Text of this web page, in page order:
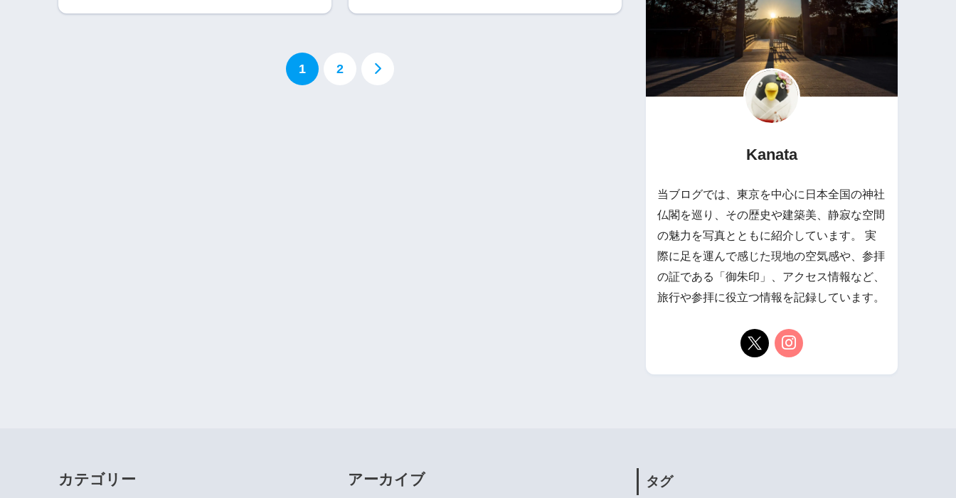
1 2
Kanata
当ブログでは、東京を中心に日本全国の神社
仏閣を巡り、その歴史や建築美、静寂な空間
の魅力を写真とともに紹介しています。 実
際に足を運んで感じた現地の空気感や、参拝
の証である「御朱印」、アクセス情報など、
旅行や参拝に役立つ情報を記録しています。
カテゴリー アーカイブ タグ